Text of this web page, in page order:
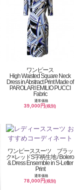
ワンピース
High Waisted Square Neck
Dress in Abstract Print Made of
PAROLARI EMILIO PUCCI
Fabric
通常価格
39,000円(税別)
ワンピーススーツ ブラッ
ク×レッドS字柄生地 / Bolero
& Dress Ensemble in S-Letter
Print
通常価格
78,000円(税別)